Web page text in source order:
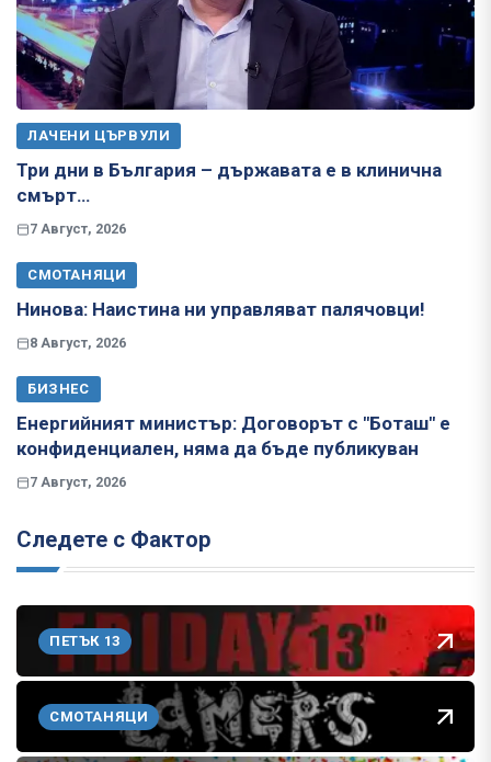
ЛАЧЕНИ ЦЪРВУЛИ
Три дни в България – държавата е в клинична
смърт…
7 Август, 2026
СМОТАНЯЦИ
Нинова: Наистина ни управляват палячовци!
8 Август, 2026
БИЗНЕС
Енергийният министър: Договорът с "Боташ" е
конфиденциален, няма да бъде публикуван
7 Август, 2026
Следете с Фактор
ПЕТЪК 13
СМОТАНЯЦИ